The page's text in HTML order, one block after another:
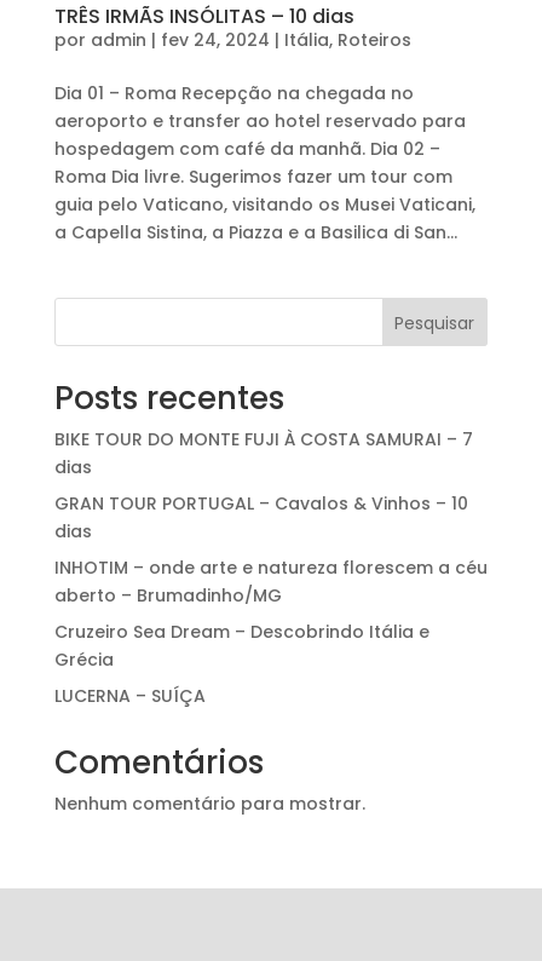
TRÊS IRMÃS INSÓLITAS – 10 dias
por admin | fev 24, 2024 | Itália, Roteiros
Dia 01 – Roma Recepção na chegada no
aeroporto e transfer ao hotel reservado para
hospedagem com café da manhã. Dia 02 –
Roma Dia livre. Sugerimos fazer um tour com
guia pelo Vaticano, visitando os Musei Vaticani,
a Capella Sistina, a Piazza e a Basilica di San...
Pesquisar
Posts recentes
BIKE TOUR DO MONTE FUJI À COSTA SAMURAI – 7
dias
GRAN TOUR PORTUGAL – Cavalos & Vinhos – 10
dias
INHOTIM – onde arte e natureza florescem a céu
aberto – Brumadinho/MG
Cruzeiro Sea Dream – Descobrindo Itália e
Grécia
LUCERNA – SUÍÇA
Comentários
Nenhum comentário para mostrar.